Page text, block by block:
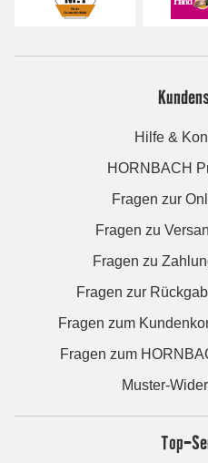
Hilfe &
HORNBACH
Fragen zur
Fragen zu
Fragen zu
Fragen zur
Fragen zum
Fragen zum
Muster-
Top-